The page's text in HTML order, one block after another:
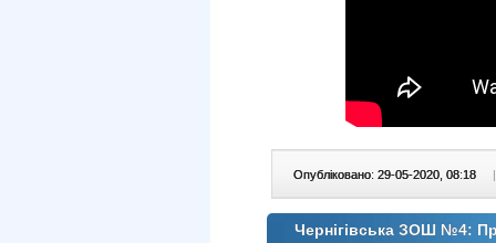
Опубліковано: 29-05-2020, 08:18 |
Чернігівська ЗОШ №4: